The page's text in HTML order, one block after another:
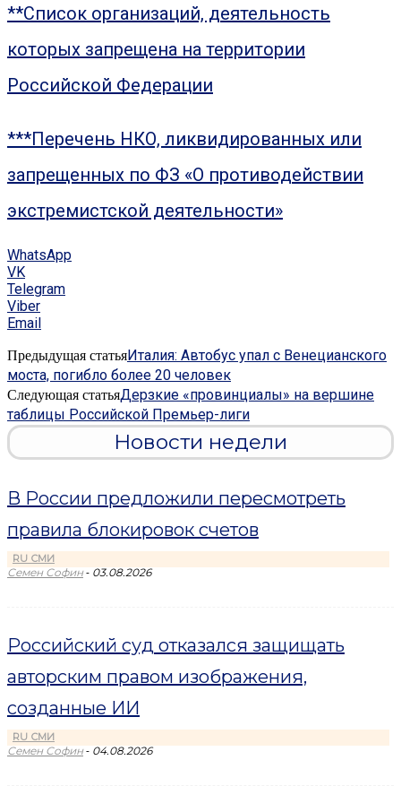
**Список организаций, деятельность
которых запрещена на территории
Российской Федерации
***Перечень НКО, ликвидированных или
запрещенных по ФЗ «О противодействии
экстремистской деятельности»
WhatsApp
VK
Telegram
Viber
Email
Предыдущая статьяИталия: Автобус упал с Венецианского
моста, погибло более 20 человек
Следующая статьяДерзкие «провинциалы» на вершине
таблицы Российской Премьер-лиги
Новости недели
В России предложили пересмотреть
правила блокировок счетов
RU СМИ
Семен Софин - 03.08.2026
Российский суд отказался защищать
авторским правом изображения,
созданные ИИ
RU СМИ
Семен Софин - 04.08.2026